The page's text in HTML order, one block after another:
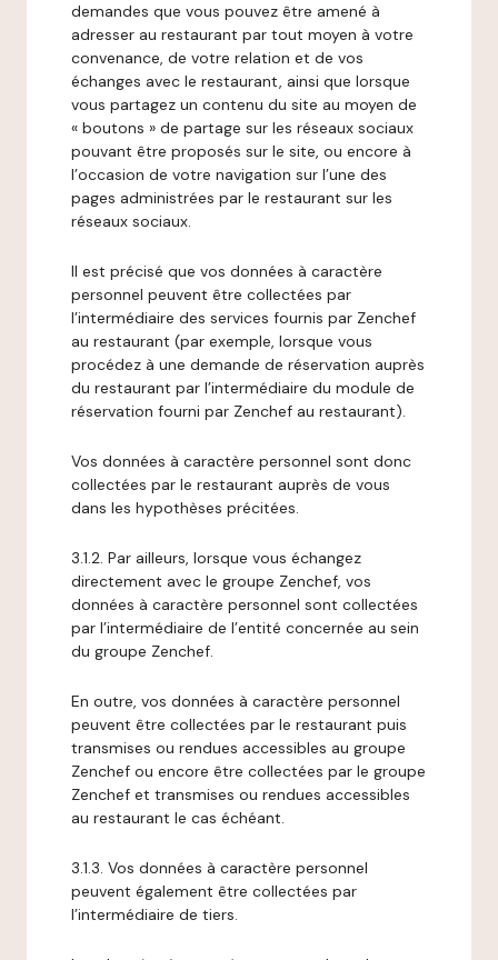
demandes que vous pouvez être amené à
adresser au restaurant par tout moyen à votre
convenance, de votre relation et de vos
échanges avec le restaurant, ainsi que lorsque
vous partagez un contenu du site au moyen de
« boutons » de partage sur les réseaux sociaux
pouvant être proposés sur le site, ou encore à
l’occasion de votre navigation sur l’une des
pages administrées par le restaurant sur les
réseaux sociaux.
Il est précisé que vos données à caractère
personnel peuvent être collectées par
l’intermédiaire des services fournis par Zenchef
au restaurant (par exemple, lorsque vous
procédez à une demande de réservation auprès
du restaurant par l’intermédiaire du module de
réservation fourni par Zenchef au restaurant).
Vos données à caractère personnel sont donc
collectées par le restaurant auprès de vous
dans les hypothèses précitées.
3.1.2. Par ailleurs, lorsque vous échangez
directement avec le groupe Zenchef, vos
données à caractère personnel sont collectées
par l’intermédiaire de l’entité concernée au sein
du groupe Zenchef.
En outre, vos données à caractère personnel
peuvent être collectées par le restaurant puis
transmises ou rendues accessibles au groupe
Zenchef ou encore être collectées par le groupe
Zenchef et transmises ou rendues accessibles
au restaurant le cas échéant.
3.1.3. Vos données à caractère personnel
peuvent également être collectées par
l’intermédiaire de tiers.